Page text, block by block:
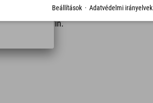
15 Min.
Beállítások · Adatvédelmi irányelvek